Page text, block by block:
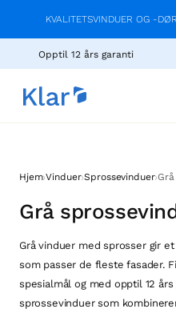
KVALITETSVINDUER OG -
Opptil 12 års garanti
Hjem›Vinduer›Sprossevinduer›Grå
Grå
Grå vinduer med sprosser gir
som passer de fleste fasader.
spesialmål og med opptil 12
sprossevinduer som